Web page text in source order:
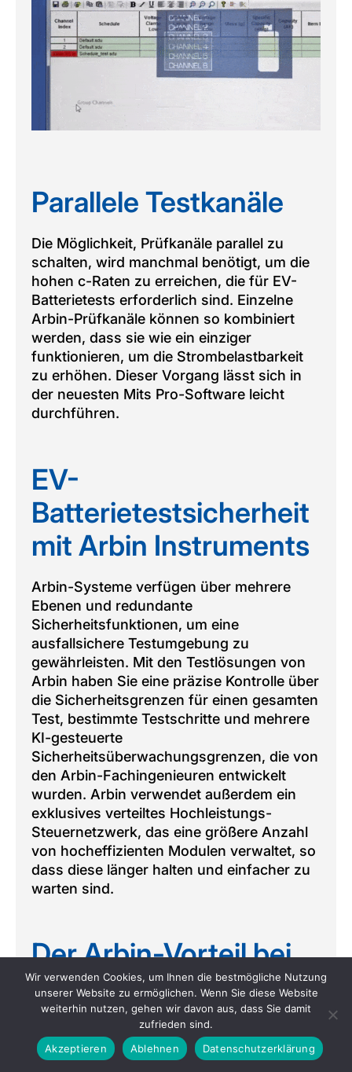
Parallele Testkanäle
Die Möglichkeit, Prüfkanäle parallel zu
schalten, wird manchmal benötigt, um die
hohen c-Raten zu erreichen, die für EV-
Batterietests erforderlich sind. Einzelne
Arbin-Prüfkanäle können so kombiniert
werden, dass sie wie ein einziger
funktionieren, um die Strombelastbarkeit
zu erhöhen. Dieser Vorgang lässt sich in
der neuesten Mits Pro-Software leicht
durchführen.
EV-
Batterietestsicherheit
mit Arbin Instruments
Arbin-Systeme verfügen über mehrere
Ebenen und redundante
Sicherheitsfunktionen, um eine
ausfallsichere Testumgebung zu
gewährleisten. Mit den Testlösungen von
Arbin haben Sie eine präzise Kontrolle über
die Sicherheitsgrenzen für einen gesamten
Test, bestimmte Testschritte und mehrere
KI-gesteuerte
Sicherheitsüberwachungsgrenzen, die von
den Arbin-Fachingenieuren entwickelt
wurden. Arbin verwendet außerdem ein
exklusives verteiltes Hochleistungs-
Steuernetzwerk, das eine größere Anzahl
von hocheffizienten Modulen verwaltet, so
dass diese länger halten und einfacher zu
warten sind.
Der Arbin-Vorteil bei
der Prüfung von
Elektrofahrzeugbatteri
en
Wir verwenden Cookies, um Ihnen die bestmögliche Nutzung
unserer Website zu ermöglichen. Wenn Sie diese Website
weiterhin nutzen, gehen wir davon aus, dass Sie damit
zufrieden sind.
Akzeptieren
Ablehnen Datenschutzerklärung